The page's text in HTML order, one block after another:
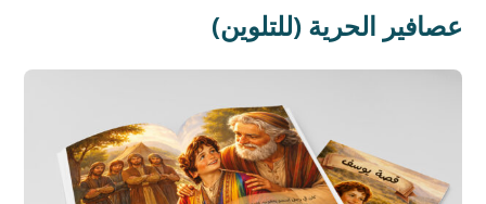
عصافير الحرية (للتلوين)